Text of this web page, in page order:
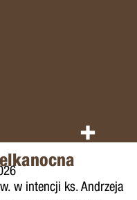
+
w intencji ks. Andrzeja